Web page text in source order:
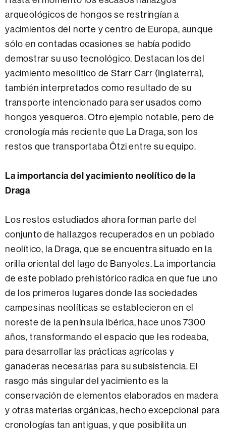
arqueológicos de hongos se restringían a
yacimientos del norte y centro de Europa, aunque
sólo en contadas ocasiones se había podido
demostrar su uso tecnológico. Destacan los del
yacimiento mesolítico de Starr Carr (Inglaterra),
también interpretados como resultado de su
transporte intencionado para ser usados como
hongos yesqueros. Otro ejemplo notable, pero de
cronología más reciente que La Draga, son los
restos que transportaba Ötzi entre su equipo.
La importancia del yacimiento neolítico de la
Draga
Los restos estudiados ahora forman parte del
conjunto de hallazgos recuperados en un poblado
neolítico, la Draga, que se encuentra situado en la
orilla oriental del lago de Banyoles. La importancia
de este poblado prehistórico radica en que fue uno
de los primeros lugares donde las sociedades
campesinas neolíticas se establecieron en el
noreste de la península Ibérica, hace unos 7300
años, transformando el espacio que les rodeaba,
para desarrollar las prácticas agrícolas y
ganaderas necesarias para su subsistencia. El
rasgo más singular del yacimiento es la
conservación de elementos elaborados en madera
y otras materias orgánicas, hecho excepcional para
cronologías tan antiguas, y que posibilita un